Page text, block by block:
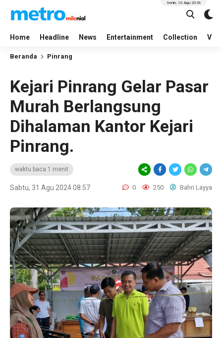
Home Headline News Entertainment Collection
Senin, 10 Agu 2026
Beranda Pinrang
Kejari Pinrang Gelar Pasar
Murah Berlangsung
Dihalaman Kantor Kejari
Pinrang.
waktu baca 1 menit
Sabtu, 31 Agu 2024 08:57 0 250 Bahri Layya